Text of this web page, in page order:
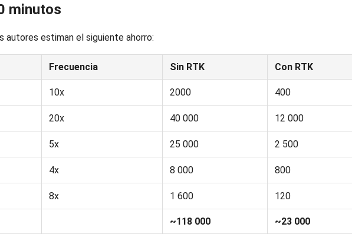
minutos
estiman el siguiente ahorro:
Frecuencia Sin RTK Con RTK
10x 2000 400
20x 40 000 12 000
5x 25 000 2 500
4x 8 000 800
8x 1 600 120
~118 000 ~23 000